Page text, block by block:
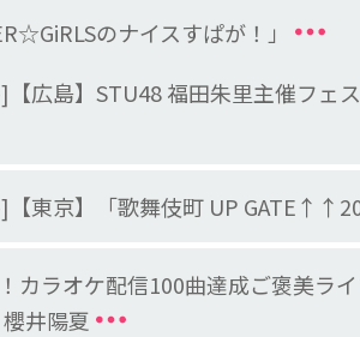
のナイスすぱが！」
広島】STU48 福田朱里主催フ
【東京】「歌舞伎町 UP
カラオケ配信100曲達成ご褒美
井陽夏